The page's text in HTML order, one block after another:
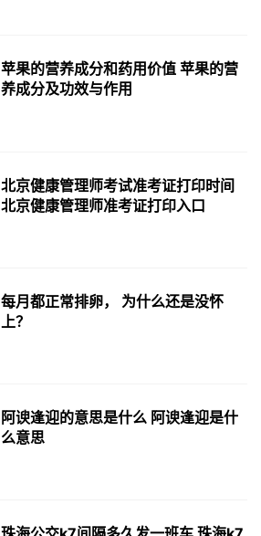
苹果的营养成分和药用价值 苹果的营
养成分及功效与作用
北京健康管理师考试准考证打印时间
北京健康管理师准考证打印入口
每月都正常排卵， 为什么还是没怀
上？
阿谀逢迎的意思是什么 阿谀逢迎是什
么意思